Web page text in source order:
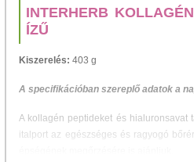
INTERHERB
ÍZŰ
Kiszerelés: 403 g
A specifikációban szereplő adatok a
A kollagén peptideket és hialuronsavat
italport az egészséges és ragyogó